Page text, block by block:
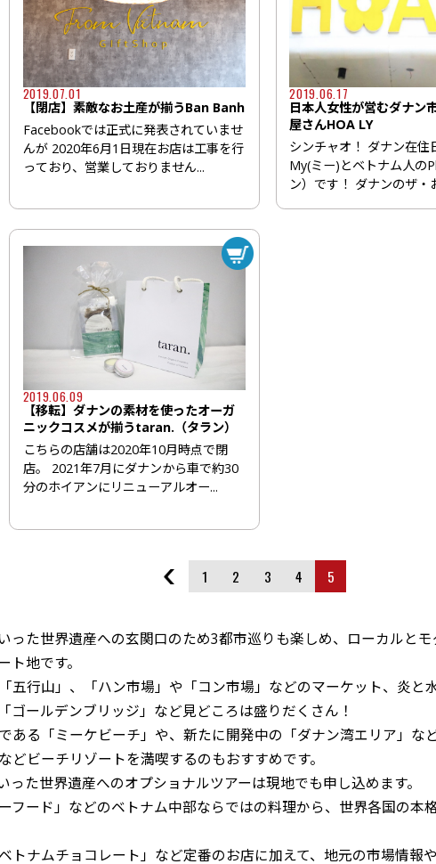
2019.07.01
【閉店】素敵なお土産が揃うBan Banh
Facebookでは正式に発表されていませ
んが 2020年6月1日現在お店は工事を行
っており、営業しておりません...
2019.06.17
日本人女性が営むダナン
屋さんHOA LY
シンチャオ！ ダナン在住
My(ミー)とベトナム人の
ン）です！ ダナンのザ・
2019.06.09
【移転】ダナンの素材を使ったオーガ
ニックコスメが揃うtaran.（タラン）
こちらの店舗は2020年10月時点で閉
店。 2021年7月にダナンから車で約30
分のホイアンにリニューアルオー...
1 2 3 4 5
った世界遺産への玄関口のため3都市巡りも楽しめ、ローカルと
地です。
五行山」、「ハン市場」や「コン市場」などのマーケット、炎
ゴールデンブリッジ」など見どころは盛りだくさん！
ある「ミーケビーチ」や、新たに開発中の「ダナン湾エリア」な
ビーチリゾートを満喫するのもおすすめです。
た世界遺産へのオプショナルツアーは現地でも申し込めます。
フード」などのベトナム中部ならではの料理から、世界各国の
トナムチョコレート」など定番のお店に加えて、地元の市場情報